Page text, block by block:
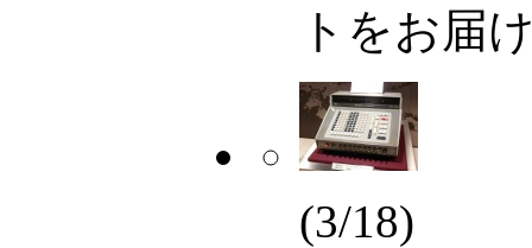
トをお届
(3/18)